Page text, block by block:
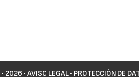
• 2026 • AVISO LEGAL• PROTECCIÓN DE